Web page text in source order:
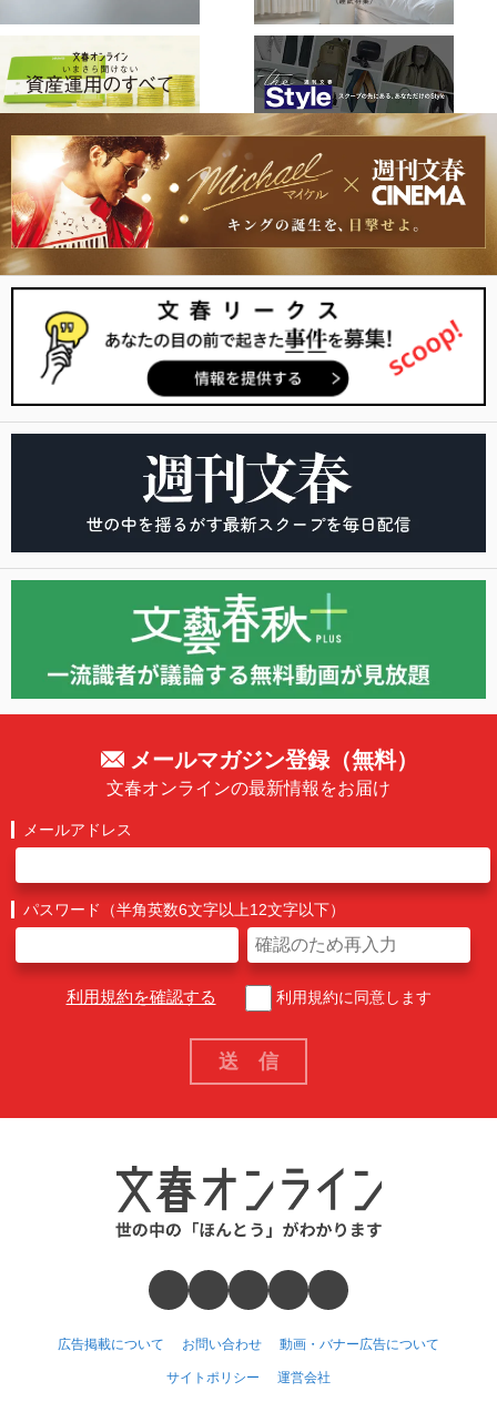
メールマガジン登録（無料）
文春オンラインの最新情報をお届け
メールアドレス
パスワード（半角英数6文字以上12文字以下）
利用規約を確認する 利用規約に同意します
広告掲載について お問い合わせ 動画・バナー広告について
サイトポリシー 運営会社